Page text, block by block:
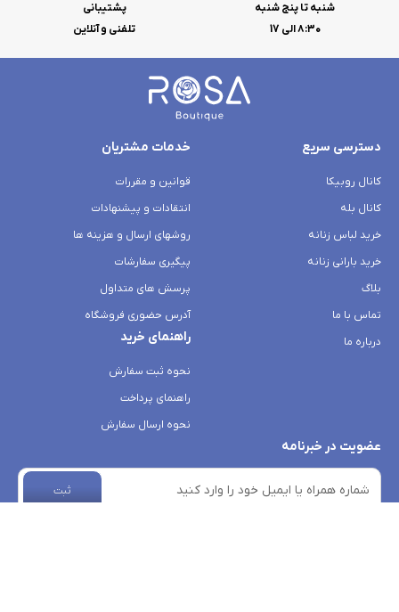
شنبه تا پنج شنبه
۸:۳۰ الی 17
پشتیبانی
تلفنی و آنلاین
دسترسی سریع
کانال روبیکا
کانال بله
خرید لباس زنانه
خرید بارانی زنانه
بلاگ
تماس با ما
درباره ما
خدمات مشتریان
قوانین و مقررات
انتقادات و پیشنهادات
روشهای ارسال و هزینه ها
پیگیری سفارشات
پرسش های متداول
آدرس حضوری فروشگاه
راهنمای خرید
نحوه ثبت سفارش
راهنمای پرداخت
نحوه ارسال سفارش
عضویت در خبرنامه
ثبت